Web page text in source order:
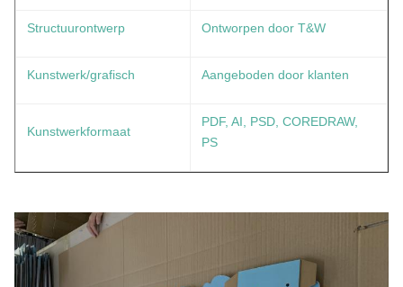
Structuurontwerp Ontworpen door T&W
Kunstwerk/grafisch Aangeboden door klanten
Kunstwerkformaat
PDF, AI, PSD, COREDRAW,
PS